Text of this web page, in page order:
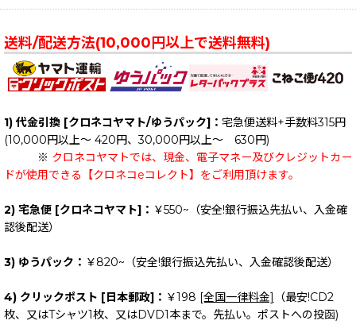
送料/配送方法(10,000円以上で送料無料)
1) 代金引換 [クロネコヤマト/ゆうパック]： 宅急便送料+手数料315円
(10,000円以上～ 420円、30,000円以上～ 630円)
※ クロネコヤマトでは、現金、電子マネー及びクレジットカー
ドが使用できる【クロネコeコレクト】をご利用頂けます。
2) 宅急便 [クロネコヤマト]： ￥550~（安全!銀行振込先払い、入金確
認後配送）
3) ゆうパック： ￥820~（安全!銀行振込先払い、入金確認後配送）
4) クリックポスト [日本郵政]： ￥198 [全国一律料金]
（最安!CD2
枚、又はTシャツ1枚、又はDVD1本まで。先払い。ポストへの投函)